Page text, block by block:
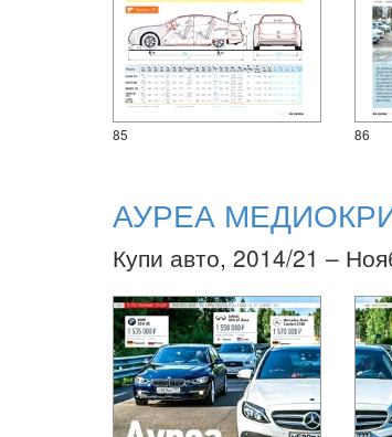
85 86
АУРЕА
Купи авто, 2014/21 –